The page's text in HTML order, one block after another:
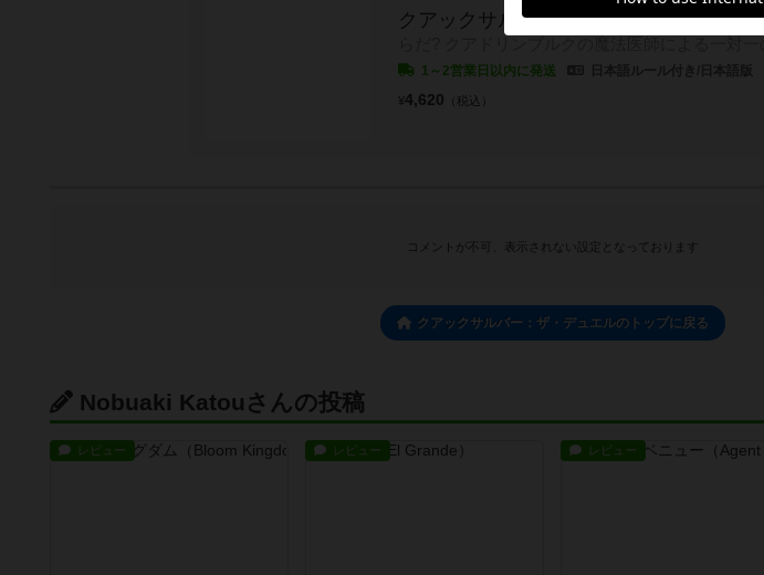
クアックサルバー ザ・デュエルの通販
1～2営業日以内に発送
¥4,620 （税込）
コメントが不可、表示されない設定となっております
クアックサルバー：ザ・デュエルのトップに戻る
Nobuaki Katouさんの投稿
レビュー レビュー レビュー